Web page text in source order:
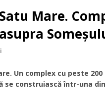
Mare.
Un complex cu peste
se construiască într-una